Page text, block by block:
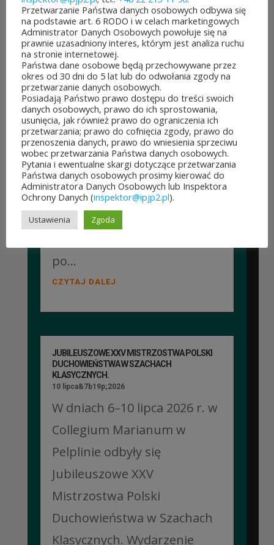
Można już głosować
na projekty zgłoszone do 7.
edycji Budżetu
Obywatelskiego Mazowsza.
To mieszkańcy zdecydują,
które pomysły dostaną
dofinansowanie z budżetu
samorządu województwa
mazowieckiego. Do rozdania
jest aż 30 mln zł! Mieszkańcy
po...
CZYTAJ DALEJ
JUBILEUSZOWE XXV MISTRZOSTWA POLSKI
DUCHOWIEŃSTWA W SZACHACH
KLASYCZNYCH.
10 lipca&7b19p;2026
W dniach 6–10 lipca 2026 r. w
Collegium Marianum w
Pelplinie odbyły się
Jubileuszowe XXV
Mistrzostwa Polski
Duchowieństwa w Szachach
Klasycznych. Wydarzenie
Przetwarzanie Państwa danych osobowych odbywa się
na podstawie art. 6 RODO i w celach marketingowych
Administrator Danych Osobowych powołuje się na
prawnie uzasadniony interes, którym jest analiza ruchu
na stronie internetowej.
Państwa dane osobowe będą przechowywane przez
okres od 30 dni do 5 lat lub do odwołania zgody na
przetwarzanie danych osobowych.
Posiadają Państwo prawo dostępu do treści swoich
danych osobowych, prawo do ich sprostowania,
usunięcia, jak również prawo do ograniczenia ich
przetwarzania; prawo do cofnięcia zgody, prawo do
przenoszenia danych, prawo do wniesienia sprzeciwu
wobec przetwarzania Państwa danych osobowych.
Pytania i ewentualne skargi dotyczące przetwarzania
Państwa danych osobowych prosimy kierować do
Administratora Danych Osobowych lub Inspektora
Ochrony Danych (inspektor@ipjp2.pl).
Ustawienia Zgoda